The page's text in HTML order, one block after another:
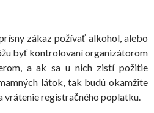
zákaz požívať alkohol, alebo
byť kontrolovaní organizátorom
a ak sa u nich zistí požitie
látok, tak budú okamžite
vrátenie registračného poplatku.